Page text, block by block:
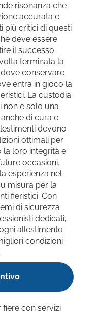
risonanza che
accurata e
più critici di questi
deve essere
il successo
terminata la
conservare
entra in gioco la
La custodia
non è solo una
di cura e
devono
ottimali per
la loro integrità e
occasioni.
esperienza nel
misura per la
fieristici. Con
di sicurezza
dedicati,
allestimento
condizioni